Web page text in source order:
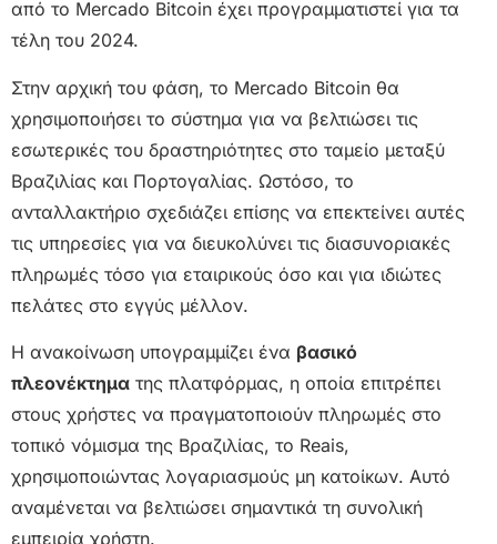
από το Mercado Bitcoin έχει προγραμματιστεί για τα
τέλη του 2024.
Στην αρχική του φάση, το Mercado Bitcoin θα
χρησιμοποιήσει το σύστημα για να βελτιώσει τις
εσωτερικές του δραστηριότητες στο ταμείο μεταξύ
Βραζιλίας και Πορτογαλίας. Ωστόσο, το
ανταλλακτήριο σχεδιάζει επίσης να επεκτείνει αυτές
τις υπηρεσίες για να διευκολύνει τις διασυνοριακές
πληρωμές τόσο για εταιρικούς όσο και για ιδιώτες
πελάτες στο εγγύς μέλλον.
Η ανακοίνωση υπογραμμίζει ένα βασικό
πλεονέκτημα της πλατφόρμας, η οποία επιτρέπει
στους χρήστες να πραγματοποιούν πληρωμές στο
τοπικό νόμισμα της Βραζιλίας, το Reais,
χρησιμοποιώντας λογαριασμούς μη κατοίκων. Αυτό
αναμένεται να βελτιώσει σημαντικά τη συνολική
εμπειρία χρήστη.